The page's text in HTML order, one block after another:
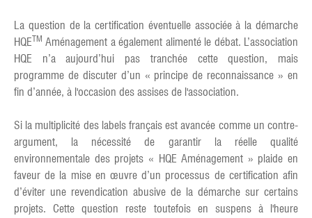
La question de la certification éventuelle associée à la démarche
HQETM Aménagement a également alimenté le débat. L’association
HQE n’a aujourd’hui pas tranchée cette question, mais
programme de discuter d’un « principe de reconnaissance » en
fin d’année, à l'occasion des assises de l'association.
Si la multiplicité des labels français est avancée comme un contre-
argument, la nécessité de garantir la réelle qualité
environnementale des projets « HQE Aménagement » plaide en
faveur de la mise en œuvre d’un processus de certification afin
d’éviter une revendication abusive de la démarche sur certains
projets. Cette question reste toutefois en suspens à l'heure